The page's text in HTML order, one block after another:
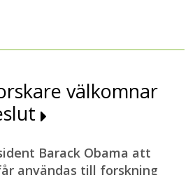
välkomnar
Barack Obama att
användas till forskning